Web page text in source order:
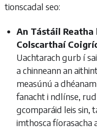
tionscadal seo:
An Tástáil
Colscarthaí
Uachtarach gurb í
a chinneann an
measúnú a
fanacht i ndlínse,
gcomparáid leis sin,
imthosca fíorasacha